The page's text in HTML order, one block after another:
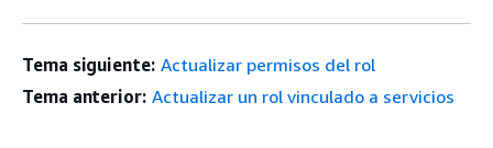
Tema siguiente: Actualizar permisos del rol
Tema anterior: Actualizar un rol vinculado a servicios